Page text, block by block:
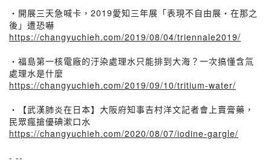
・開展三天急喊卡，2019愛知三年展「表現不自由展・在那之
後」遭恐嚇
https://changyuchieh.com/2019/08/04/triennale2019/
・福島第一核電廠的汙染處理水只能排到大海？一次搞懂含氚
處理水是什麼
https://changyuchieh.com/2019/09/10/tritium-water/
・【武漢肺炎在日本】大阪府知事吉村洋文記者會上賣膏藥，
民眾瘋搶優碘漱口水
https://changyuchieh.com/2020/08/07/iodine-gargle/
- --